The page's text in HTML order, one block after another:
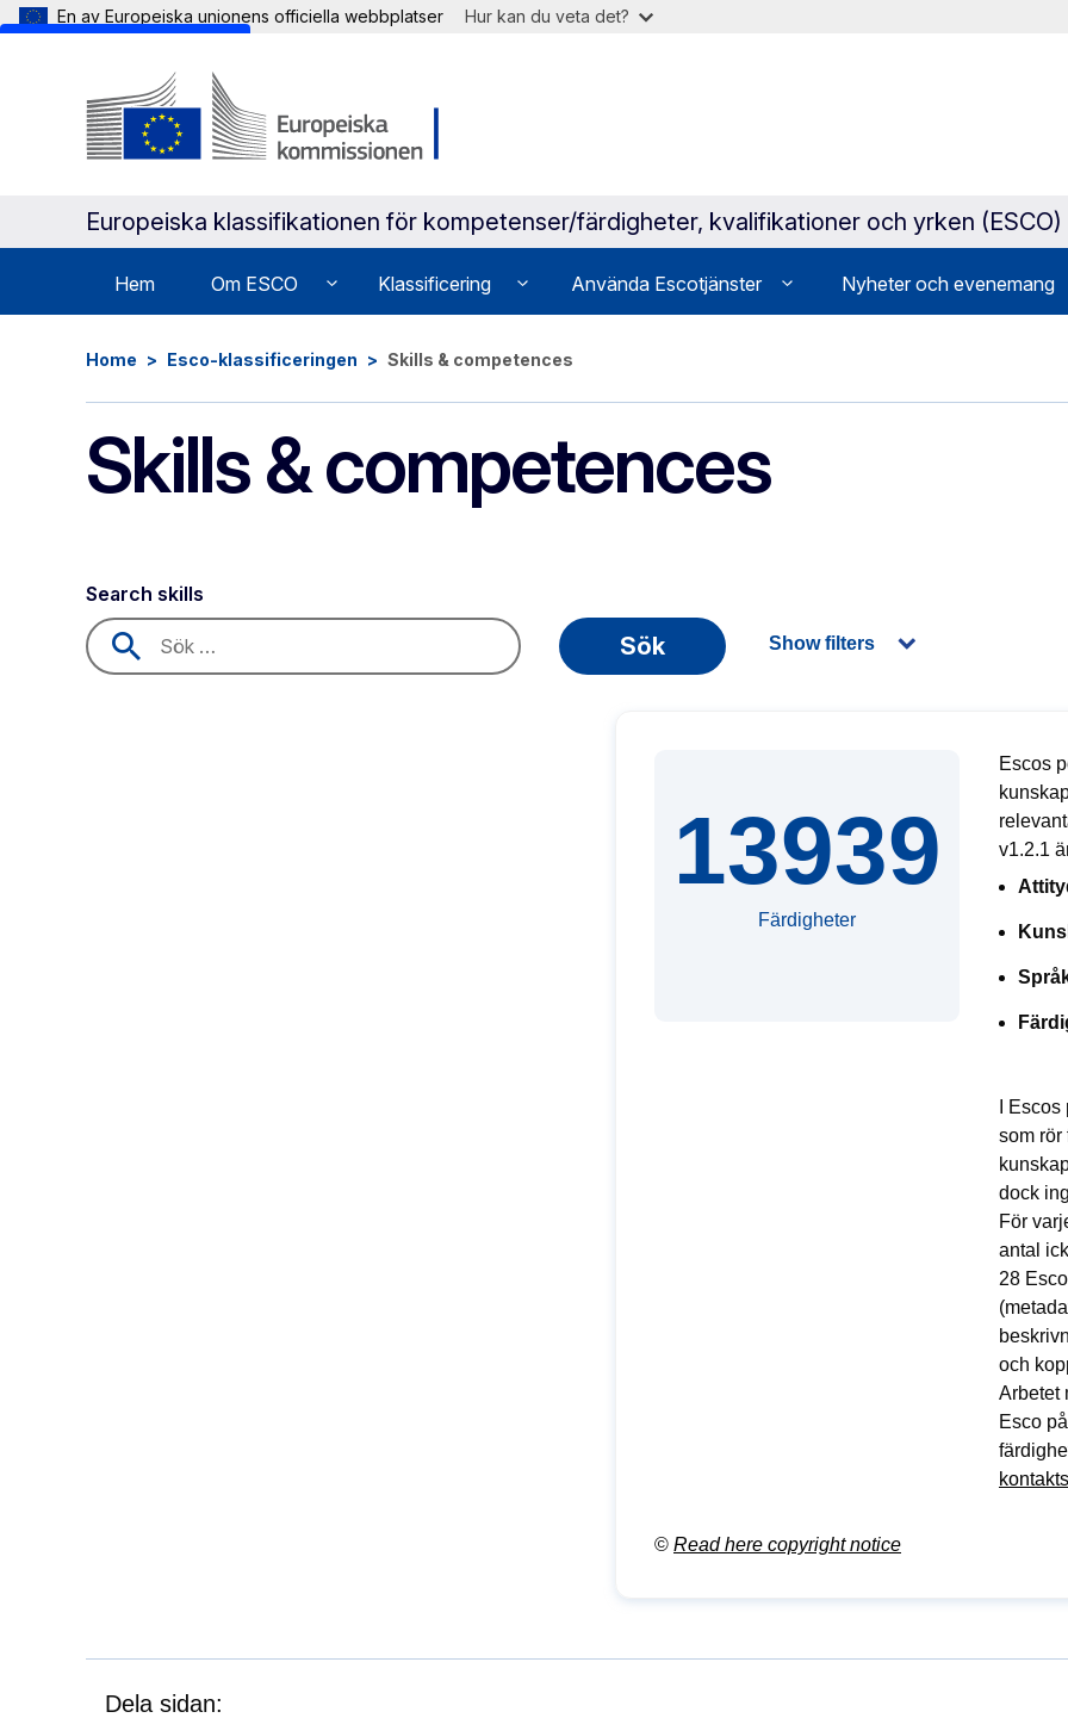
En av Europeiska unionens officiella webbplatser Hur kan du veta det?
Europeiska klassifikationen för kompetenser/färdigheter, kvalifikationer och yrken (ESCO)
Hem Om ESCO Klassificering Använda Escotjänster Nyheter och evenemang
Home Esco-klassificeringen Skills & competences
Skills & competences
Search skills
Sök Show filters
13939
Färdigheter
Escos
v1.2.1
I
som rör
dock
För
antal
28
och
Arbetet
Esco
© Read here copyright notice
Dela sidan: